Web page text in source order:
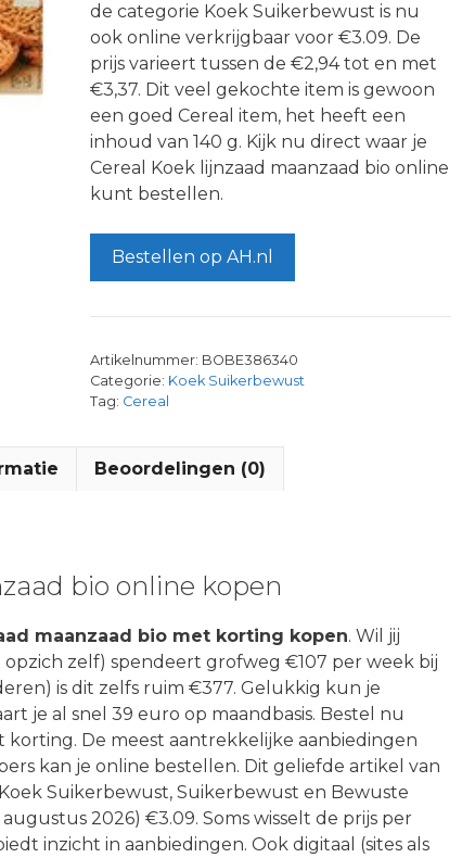
de categorie Koek Suikerbewust is nu
ook online verkrijgbaar voor €3.09. De
prijs varieert tussen de €2,94 tot en met
€3,37. Dit veel gekochte item is gewoon
een goed Cereal item, het heeft een
inhoud van 140 g. Kijk nu direct waar je
Cereal Koek lijnzaad maanzaad bio online
kunt bestellen.
Bestellen op AH.nl
Artikelnummer: BOBE386340
Categorie: Koek Suikerbewust
Tag: Cereal
Beoordelingen (0)
bio online kopen
maanzaad bio met korting kopen. Wil jij
zelf) spendeert grofweg €107 per week bij
is dit zelfs ruim €377. Gelukkig kun je
je al snel 39 euro op maandbasis. Bestel nu
korting. De meest aantrekkelijke aanbiedingen
kan je online bestellen. Dit geliefde artikel van
Suikerbewust, Suikerbewust en Bewuste
2026) €3.09. Soms wisselt de prijs per
inzicht in aanbiedingen. Ook digitaal (sites als